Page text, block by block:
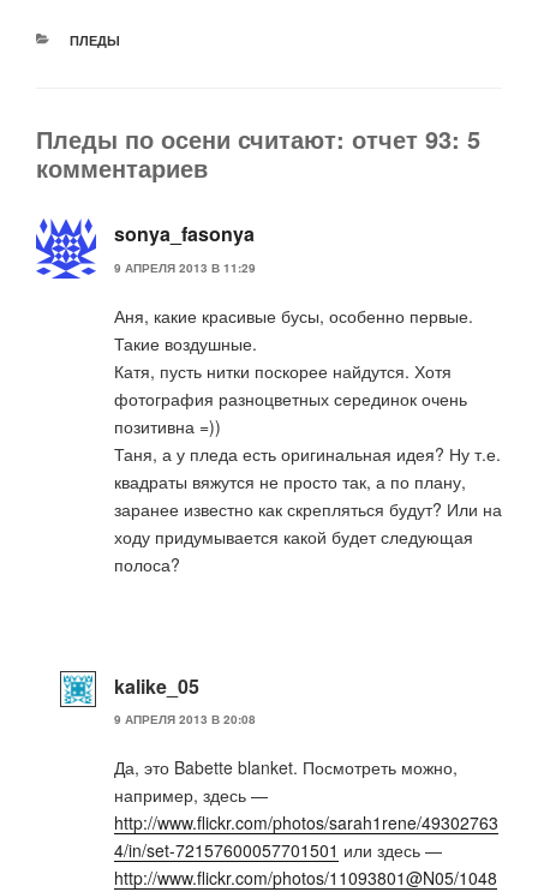
РУБРИКИ
ПЛЕДЫ
Пледы по осени считают: отчет 93: 5
комментариев
sonya_fasonya
9 АПРЕЛЯ 2013 В 11:29
Аня, какие красивые бусы, особенно первые.
Такие воздушные.
Катя, пусть нитки поскорее найдутся. Хотя
фотография разноцветных серединок очень
позитивна =))
Таня, а у пледа есть оригинальная идея? Ну т.е.
квадраты вяжутся не просто так, а по плану,
заранее известно как скрепляться будут? Или на
ходу придумывается какой будет следующая
полоса?
kalike_05
9 АПРЕЛЯ 2013 В 20:08
Да, это Babette blanket. Посмотреть можно,
например, здесь —
http://www.flickr.com/photos/sarah1rene/49302763
4/in/set-72157600057701501 или здесь —
http://www.flickr.com/photos/11093801@N05/1048